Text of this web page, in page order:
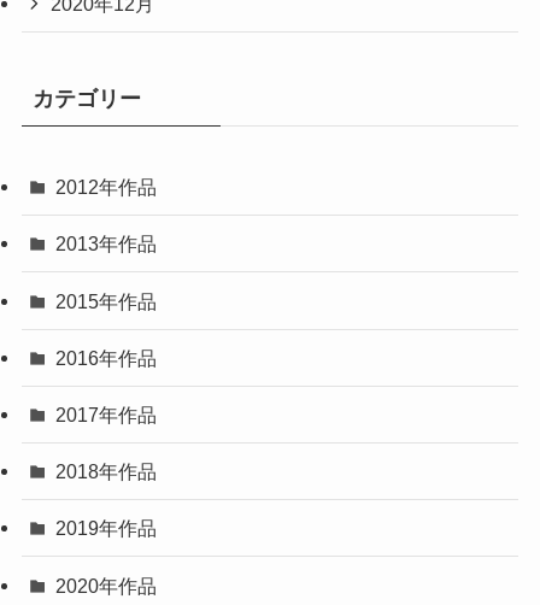
カテゴリー
2012年作品
2013年作品
2015年作品
2016年作品
2017年作品
2018年作品
2019年作品
2020年作品